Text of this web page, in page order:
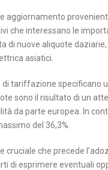
aggiornamento
che interessano le
di nuove aliquote
asiatici.
di tariffazione specificano
sono il risultato di un
da parte europea. In
del 36,3%.
cruciale che precede
di esprimere eventuali